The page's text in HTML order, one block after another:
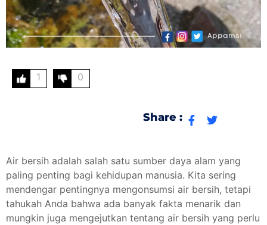
1 0
Share :
Air bersih adalah salah satu sumber daya alam yang
paling penting bagi kehidupan manusia. Kita sering
mendengar pentingnya mengonsumsi air bersih, tetapi
tahukah Anda bahwa ada banyak fakta menarik dan
mungkin juga mengejutkan tentang air bersih yang perlu